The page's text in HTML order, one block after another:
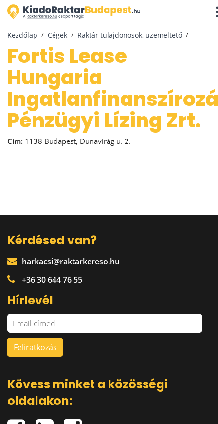
Kezdőlap Cégek Raktár tulajdonosok, üzemeltető
Fortis Lease
Hungaria
Pénzügyi Lízing Zrt.
Cím: 1138 Budapest, Dunavirág u. 2.
Kérdésed van?
harkacsi@raktarkereso.hu
+36 30 644 76 55
Hírlevél
Kövess minket a közösségi
oldalakon: